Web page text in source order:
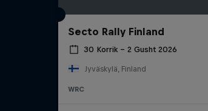
Secto Rally Finland
30 Korrik – 2 Gusht 2026
Jyväskylä, Finland
WRC